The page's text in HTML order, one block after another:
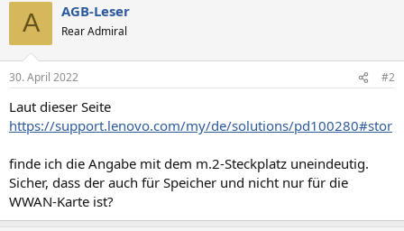
A AGB-Leser
Rear Admiral
30. April 2022 #2
Laut dieser Seite
https://support.lenovo.com/my/de/solutions/pd100280#stor
finde ich die Angabe mit dem m.2-Steckplatz uneindeutig.
Sicher, dass der auch für Speicher und nicht nur für die
WWAN-Karte ist?